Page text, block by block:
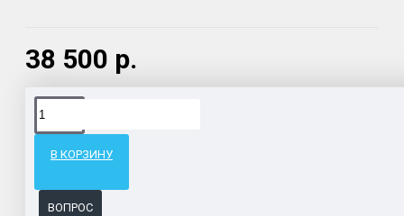
38 500 р.
В КОРЗИНУ
ВОПРОС
Доставка товара по всему Таможенному союзу.